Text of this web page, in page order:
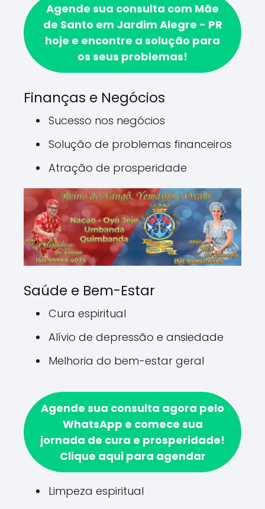
Agende sua consulta com Mãe
de Santo em Jardim Alegre - PR
hoje e encontre a solução para
os seus problemas!
Finanças e Negócios
Sucesso nos negócios
Solução de problemas financeiros
Atração de prosperidade
Saúde e Bem-Estar
Cura espiritual
Alívio de depressão e ansiedade
Melhoria do bem-estar geral
Agende sua consulta agora pelo
WhatsApp e comece sua
jornada de cura e prosperidade!
Clique aqui para agendar
Limpeza espiritual